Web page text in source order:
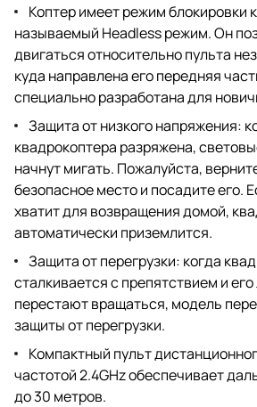
Коптер имеет режим блокировки
называемый Headless режим. Он
двигаться относительно пульта
куда направлена его передняя
специально разработана для
Защита от низкого напряжения:
квадрокоптера разряжена,
начнут мигать. Пожалуйста,
безопасное место и посадите его.
хватит для возвращения домой,
автоматически приземлится.
Защита от перегрузки: когда
сталкивается с препятствием и
перестают вращаться, модель
защиты от перегрузки.
Компактный пульт
частотой 2.4GHz обеспечивает
до 30 метров.